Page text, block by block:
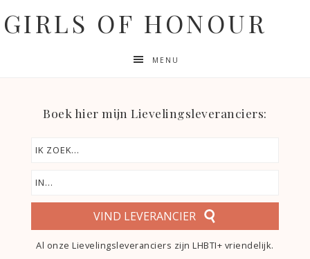
GIRLS OF HONOUR
MENU
Boek hier mijn Lievelingsleveranciers:
VIND LEVERANCIER
Al onze Lievelingsleveranciers zijn LHBTI+ vriendelijk.